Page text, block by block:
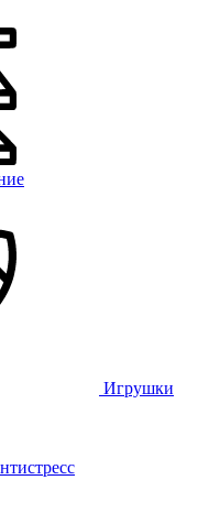
Игрушки